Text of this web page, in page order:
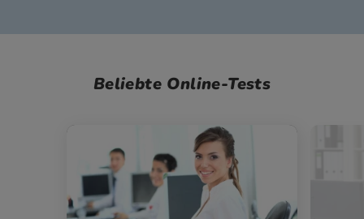
Beliebte Online-Tests